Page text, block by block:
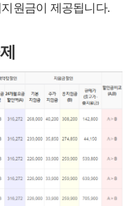
원금이 제공됩니다.